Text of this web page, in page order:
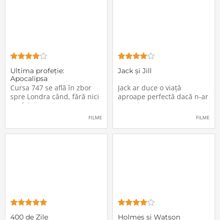
Ultima profeţie:
Apocalipsa
Cursa 747 se află în zbor
spre Londra când, fără nici
un fel de avertisment,
pasagerii încep să dispară
locurile lor. Teroarea și
FILME
Jack și Jill
Jack ar duce o viață
aproape perfectă dacă n-ar
avea de suportat o excepție
sărbători - sora lui
FILME
400 de Zile Holmes și Watson